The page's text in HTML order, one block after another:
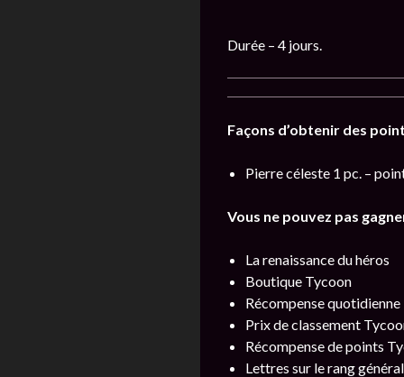
Durée – 4 jours.
Façons d’obtenir des
Pierre céleste 1 pc. –
Vous ne pouvez pas
La renaissance du héros
Boutique Tycoon
Récompense
Prix de classement
Récompense de points
Lettres sur le rang